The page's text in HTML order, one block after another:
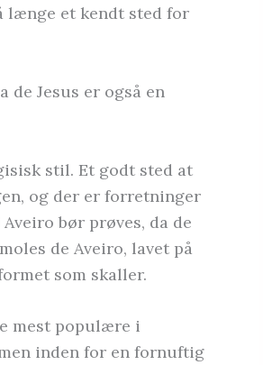
længe et kendt sted for
Jesus er også en
stil. Et godt sted at
og der er forretninger
bør prøves, da de
de Aveiro, lavet på
som skaller.
mest populære i
inden for en fornuftig